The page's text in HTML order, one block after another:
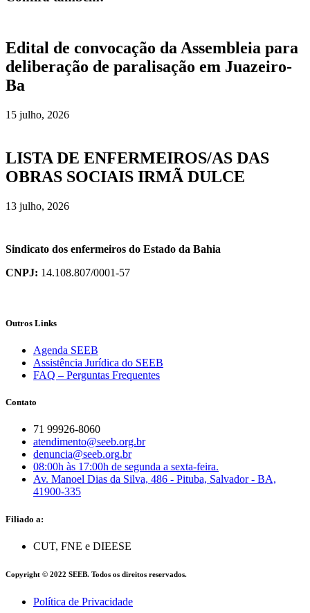
Edital de convocação da Assembleia para
deliberação de paralisação em Juazeiro-
Ba
15 julho, 2026
LISTA DE ENFERMEIROS/AS DAS
OBRAS SOCIAIS IRMÃ DULCE
13 julho, 2026
Sindicato dos enfermeiros do Estado da Bahia
CNPJ: 14.108.807/0001-57
Outros Links
Agenda SEEB
Assistência Jurídica do SEEB
FAQ – Perguntas Frequentes
Contato
71 99926-8060
atendimento@seeb.org.br
denuncia@seeb.org.br
08:00h às 17:00h de segunda a sexta-feira.
Av. Manoel Dias da Silva, 486 - Pituba, Salvador - BA,
41900-335
Filiado a:
CUT, FNE e DIEESE
Copyright © 2022 SEEB. Todos os direitos reservados.
Política de Privacidade